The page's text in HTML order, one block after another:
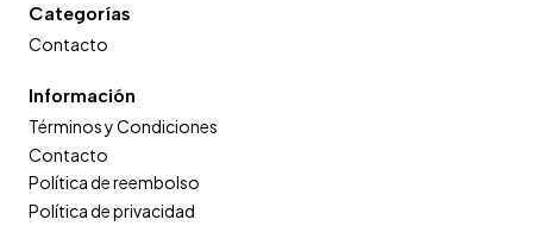
Categorías
Contacto
Información
Términos y Condiciones
Contacto
Política de reembolso
Política de privacidad